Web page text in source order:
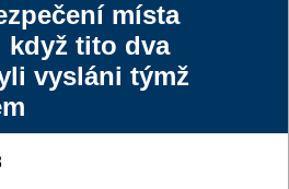
místa
když tito dva
vysláni týmž